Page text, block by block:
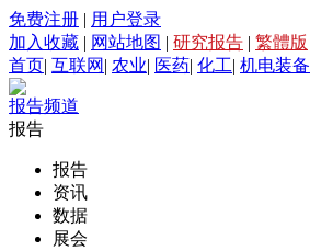
免费注册 | 用户登录
加入收藏 | 网站地图 | 研究报告 | 繁體版
首页| 互联网 | 农业| 医药| 化工| 机电装备
报告频道
报告
报告
资讯
数据
展会